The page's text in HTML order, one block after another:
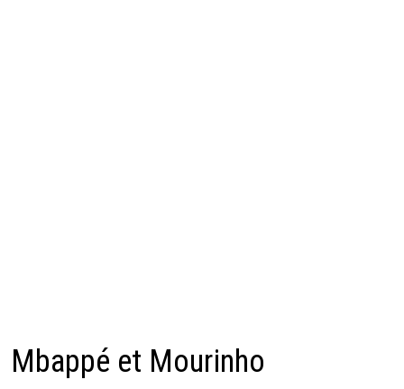
Mbappé et Mourinho